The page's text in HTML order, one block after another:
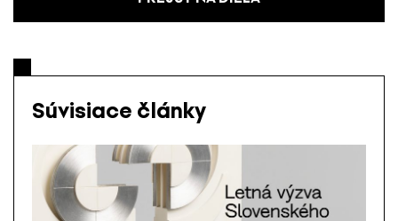
Súvisiace články